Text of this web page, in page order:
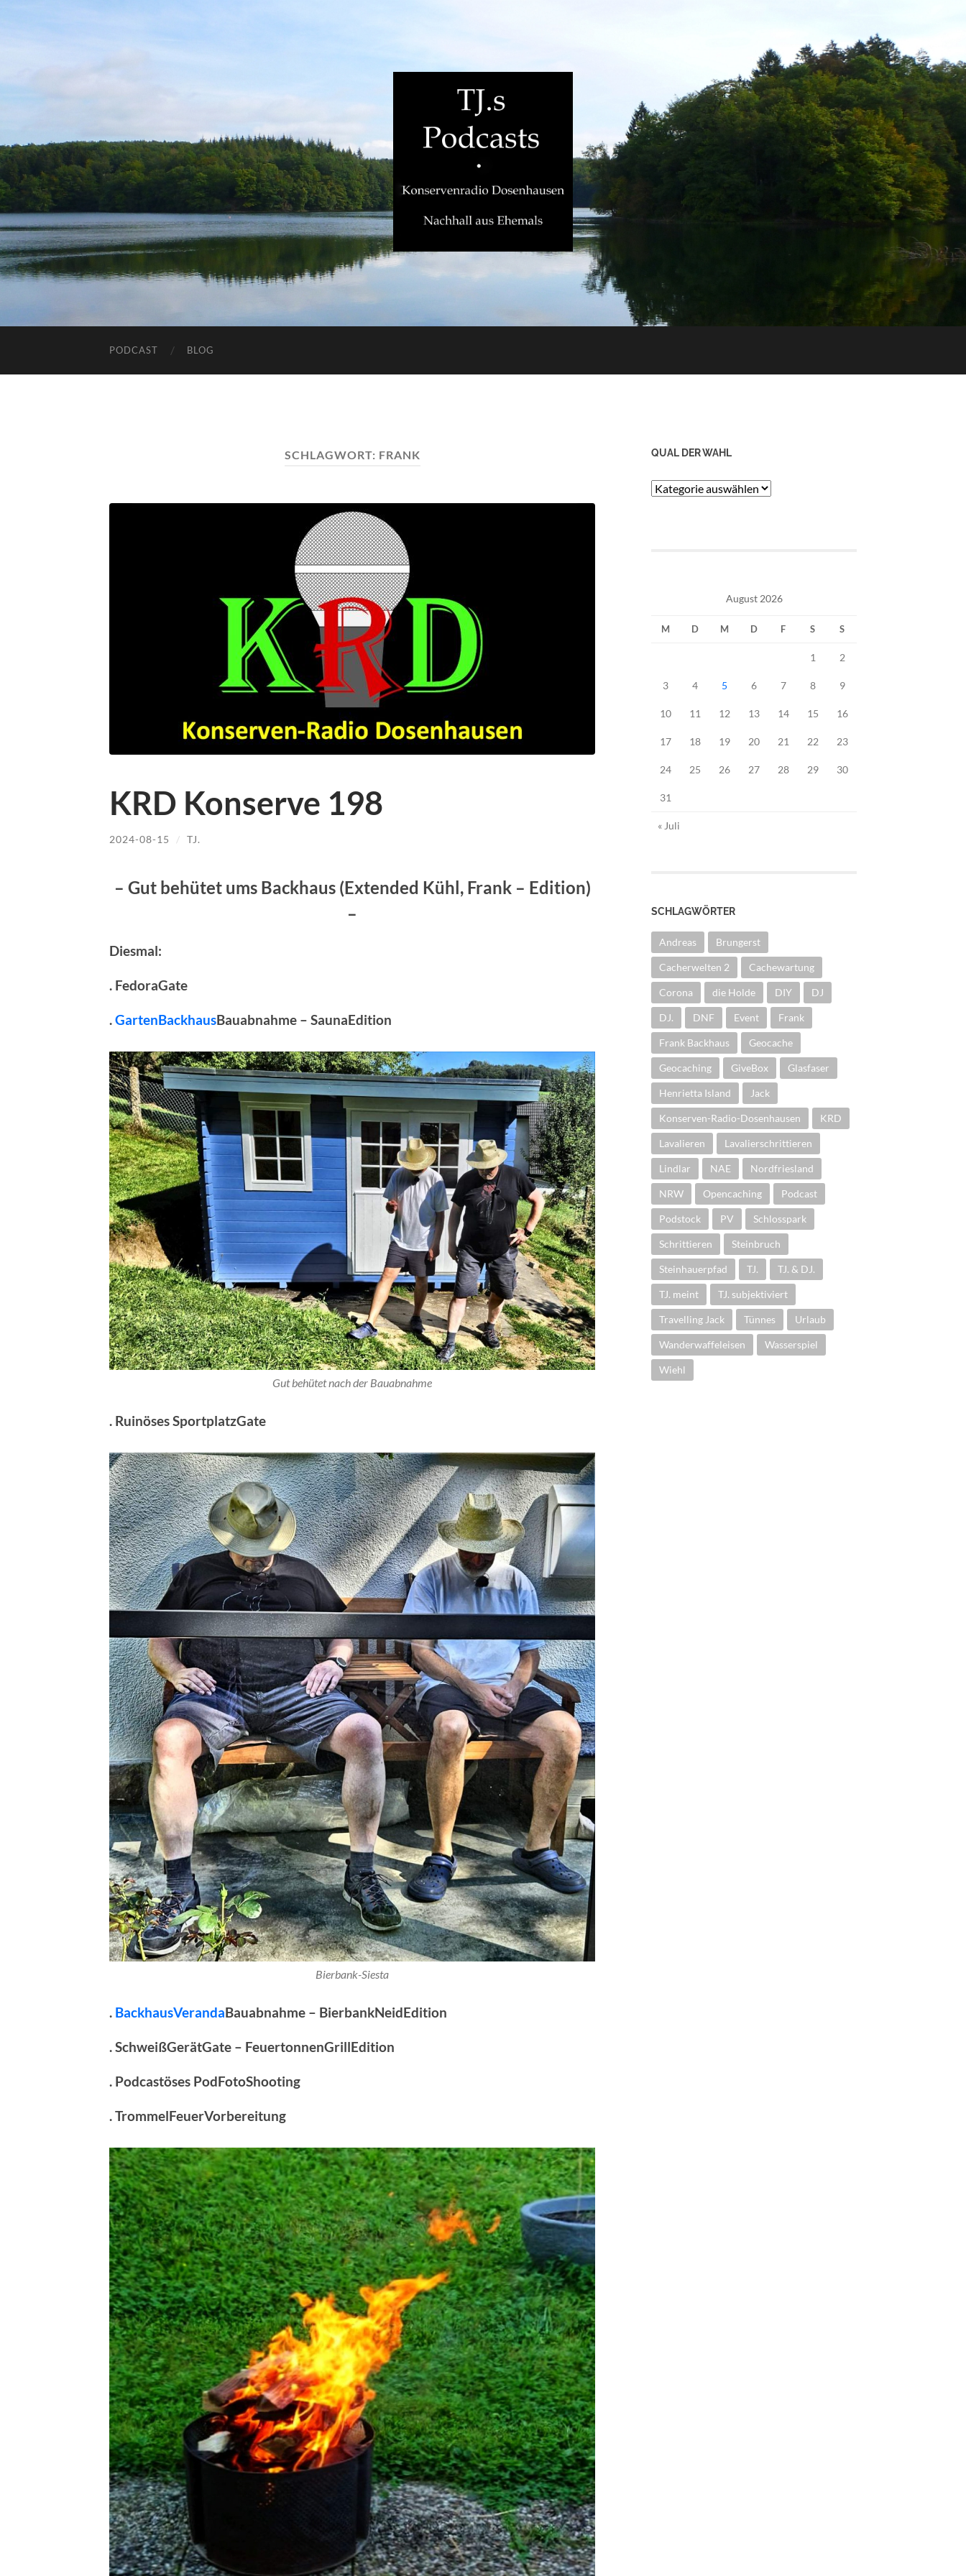
PODCAST BLOG
SCHLAGWORT: FRANK
KRD Konserve 198
2024-08-15 / TJ.
– Gut behütet ums Backhaus (Extended Kühl, Frank – Edition)
–
Diesmal:
. FedoraGate
.GartenBackhausBauabnahme – SaunaEdition
Gut behütet nach der Bauabnahme
. Ruinöses SportplatzGate
Bierbank-Siesta
. BackhausVerandaBauabnahme – BierbankNeidEdition
. SchweißGerätGate – FeuertonnenGrillEdition
. Podcastöses PodFotoShooting
. TrommelFeuerVorbereitung
QUAL DER WAHL
Qual
August 2026
M D M D F S S
1 2
3 4 5 6 7 8 9
10 11 12 13 14 15 16
17 18 19 20 21 22 23
24 25 26 27 28 29 30
31
« Juli
SCHLAGWÖRTER
Andreas Brungerst
Cacherwelten 2 Cachewartung
Corona die Holde DIY DJ
DJ. DNF Event Frank
Frank Backhaus Geocache
Geocaching GiveBox Glasfaser
Henrietta Island Jack
Konserven-Radio-Dosenhausen KRD
Lavalieren Lavalierschrittieren
Lindlar NAE Nordfriesland
NRW Opencaching Podcast
Podstock PV Schlosspark
Schrittieren Steinbruch
Steinhauerpfad TJ. TJ. & DJ.
TJ. meint TJ. subjektiviert
Travelling Jack Tünnes Urlaub
Wanderwaffeleisen Wasserspiel
Wiehl